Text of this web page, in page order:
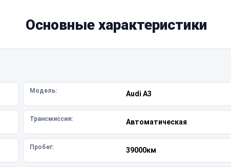
Основные характеристики
Модель: Audi A3
Трансмиссия: Автоматическая
Пробег: 39000км